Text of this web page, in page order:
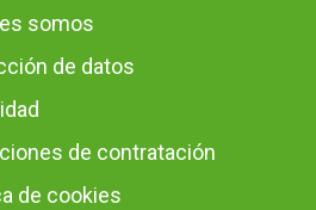
somos
de datos
de contratación
de cookies